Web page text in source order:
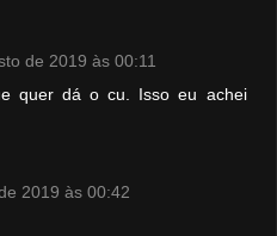
de 2019 às 00:11
quer dá o cu. Isso eu achei
2019 às 00:42